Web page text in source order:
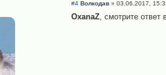
#4 Волкодав» 03.06.2017,
OxanaZ, смотрите ответ